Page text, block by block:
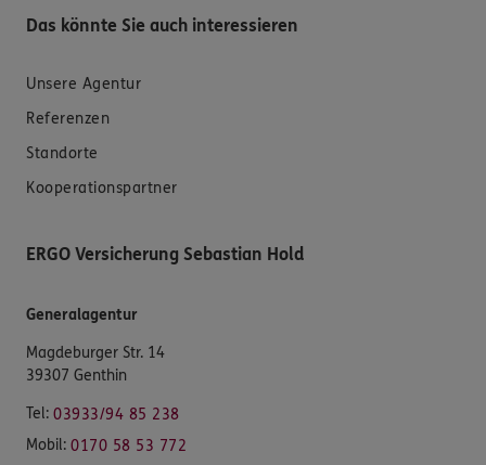
Das könnte Sie auch interessieren
Unsere Agentur
Referenzen
Standorte
Kooperationspartner
ERGO Versicherung Sebastian Hold
Generalagentur
Magdeburger Str. 14
39307 Genthin
Tel: 03933/94 85 238
Mobil: 0170 58 53 772